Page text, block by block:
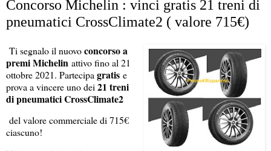
Concorso Michelin : vinci gratis 21 treni di
pneumatici CrossClimate2 ( valore 715€)
Ti segnalo il nuovoconcorso a
premi Michelin attivo fino al 21
ottobre 2021. Partecipa gratis e
prova a vincere uno dei 21 treni
di pneumatici CrossClimate2
del valore commerciale di 715€
ciascuno!